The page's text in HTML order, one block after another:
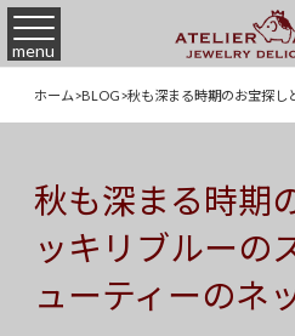
menu
ホーム>BLOG>秋も深まる時期のお宝探し
秋も深まる時期
ッキリブルーの
ューティーのネ